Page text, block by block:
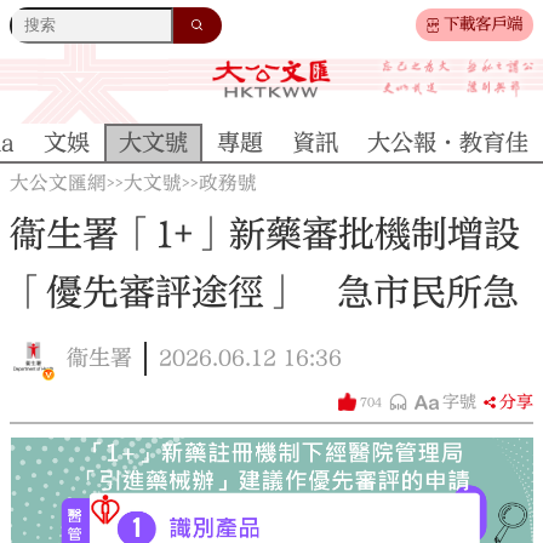
下載客戶端
文娛 大文號 專題 資訊 大公報·教育佳
大公文匯網>>大文號>>政務號
衞生署「1+」新藥審批機制增設
「優先審評途徑」 急市民所急
衞生署 2026.06.12 16:36
704 字號 分享